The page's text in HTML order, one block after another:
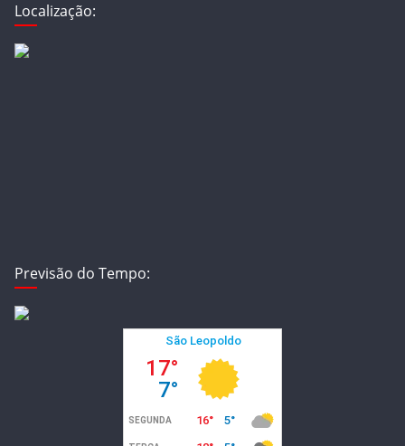
Localização:
Previsão do Tempo: